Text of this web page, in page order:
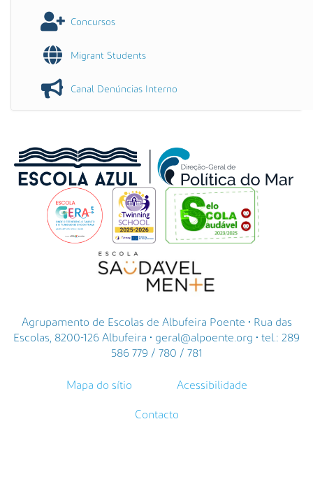
Concursos
Migrant Students
Canal Denúncias Interno
Agrupamento de Escolas de Albufeira Poente • Rua das
Escolas, 8200-126 Albufeira • geral@alpoente.org • tel.: 289
586 779 / 780 / 781
Mapa do sítio Acessibilidade
Contacto